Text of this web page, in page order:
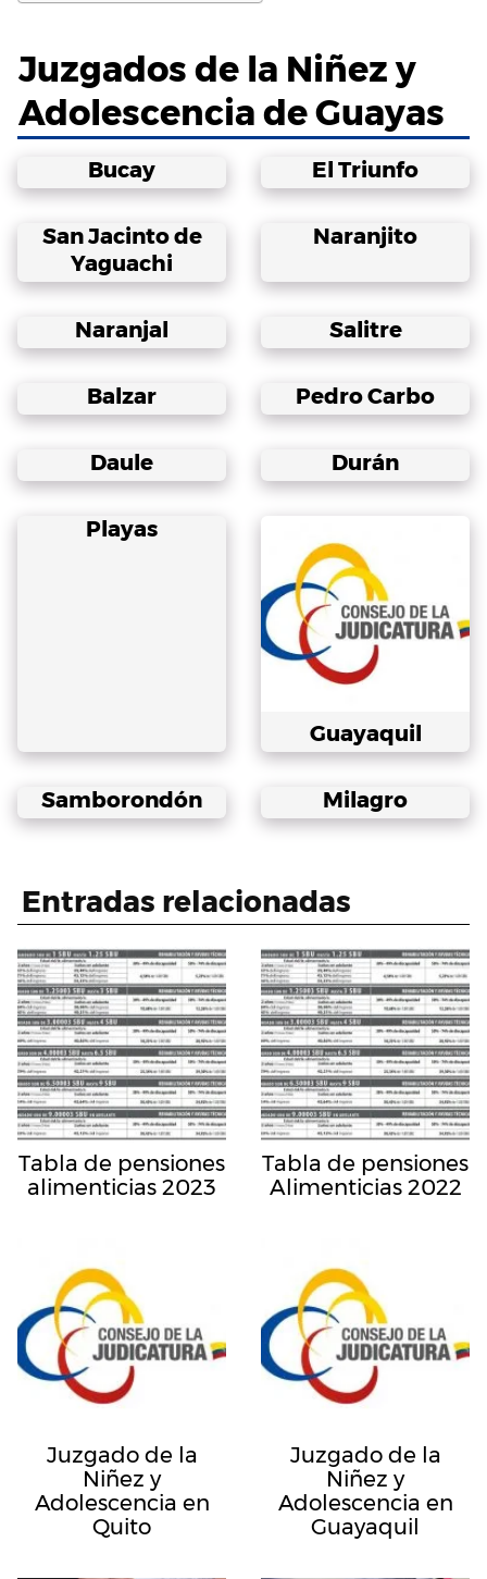
Juzgados de la Niñez y
Adolescencia de Guayas
Bucay El Triunfo
San Jacinto de
Yaguachi
Naranjito
Naranjal Salitre
Balzar Pedro Carbo
Daule Durán
Playas
Guayaquil
Samborondón Milagro
Entradas relacionadas
Tabla de pensiones
alimenticias 2023
Tabla de pensiones
Alimenticias 2022
Juzgado de la
Niñez y
Adolescencia en
Quito
Juzgado de la
Niñez y
Adolescencia en
Guayaquil